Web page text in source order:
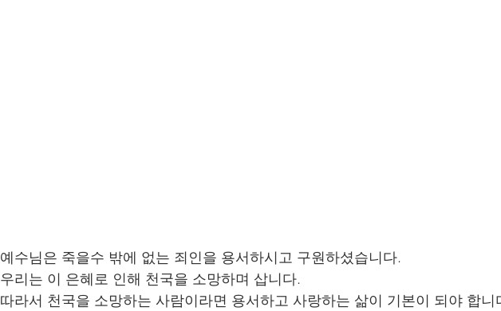
예수님은 죽을수 밖에 없는 죄인을 용서하시고 구원하셨습니다.
우리는 이 은혜로 인해 천국을 소망하며 삽니다.
따라서 천국을 소망하는 사람이라면 용서하고 사랑하는 삶이 기본이 되야 합니